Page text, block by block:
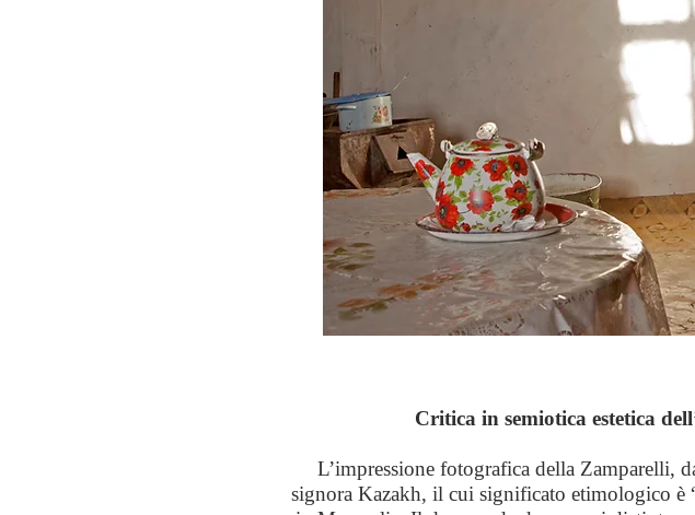
Critica in semiotica estetica
L’impressione fotografica della Zamparelli,
signora Kazakh, il cui significato etimologico è